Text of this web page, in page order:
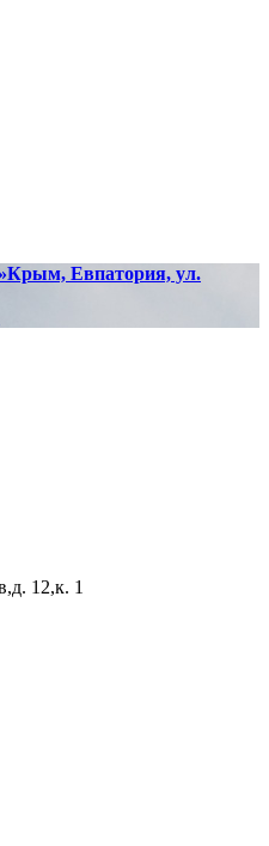
Крым, Евпатория, ул.
12,к. 1